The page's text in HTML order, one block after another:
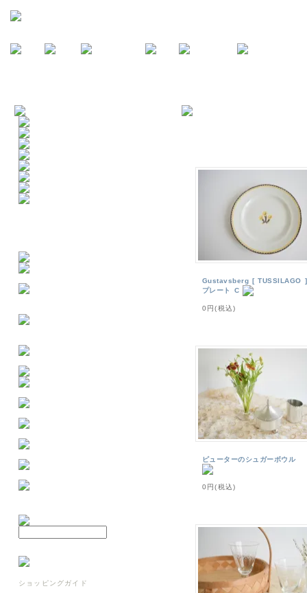
Gustavsberg [ TUSSILAGO
プレート C
0円(税込)
ピューターのシュガーボウル
0円(税込)
ショッピングガイド